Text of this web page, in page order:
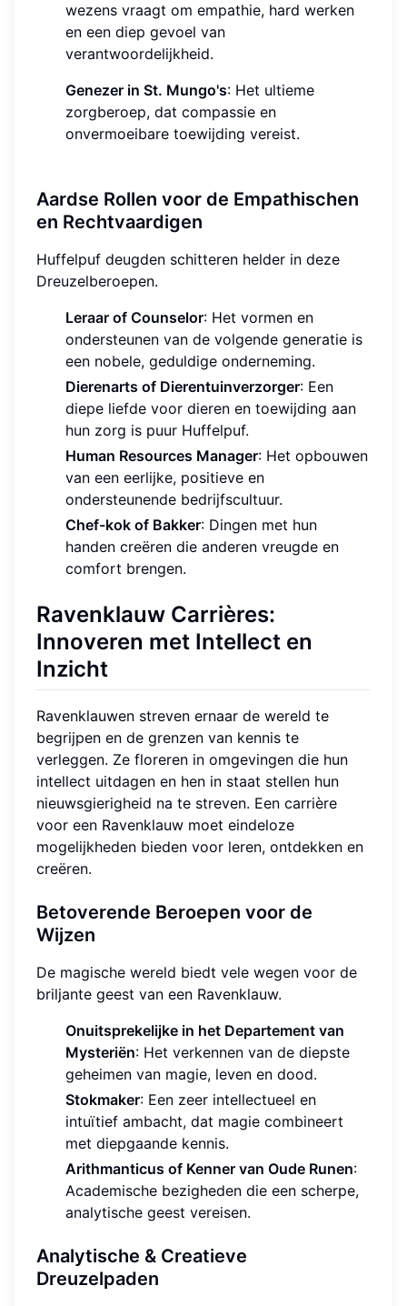
wezens vraagt om empathie, hard werken
en een diep gevoel van
verantwoordelijkheid.
Genezer in St. Mungo's: Het ultieme
zorgberoep, dat compassie en
onvermoeibare toewijding vereist.
Aardse Rollen voor de Empathischen
en Rechtvaardigen
Huffelpuf deugden schitteren helder in deze
Dreuzelberoepen.
Leraar of Counselor: Het vormen en
ondersteunen van de volgende generatie is
een nobele, geduldige onderneming.
Dierenarts of Dierentuinverzorger: Een
diepe liefde voor dieren en toewijding aan
hun zorg is puur Huffelpuf.
Human Resources Manager: Het opbouwen
van een eerlijke, positieve en
ondersteunende bedrijfscultuur.
Chef-kok of Bakker: Dingen met hun
handen creëren die anderen vreugde en
comfort brengen.
Ravenklauw Carrières:
Innoveren met Intellect en
Inzicht
Ravenklauwen streven ernaar de wereld te
begrijpen en de grenzen van kennis te
verleggen. Ze floreren in omgevingen die hun
intellect uitdagen en hen in staat stellen hun
nieuwsgierigheid na te streven. Een carrière
voor een Ravenklauw moet eindeloze
mogelijkheden bieden voor leren, ontdekken en
creëren.
Betoverende Beroepen voor de
Wijzen
De magische wereld biedt vele wegen voor de
briljante geest van een Ravenklauw.
Onuitsprekelijke in het Departement van
Mysteriën: Het verkennen van de diepste
geheimen van magie, leven en dood.
Stokmaker: Een zeer intellectueel en
intuïtief ambacht, dat magie combineert
met diepgaande kennis.
Arithmanticus of Kenner van Oude Runen:
Academische bezigheden die een scherpe,
analytische geest vereisen.
Analytische & Creatieve
Dreuzelpaden